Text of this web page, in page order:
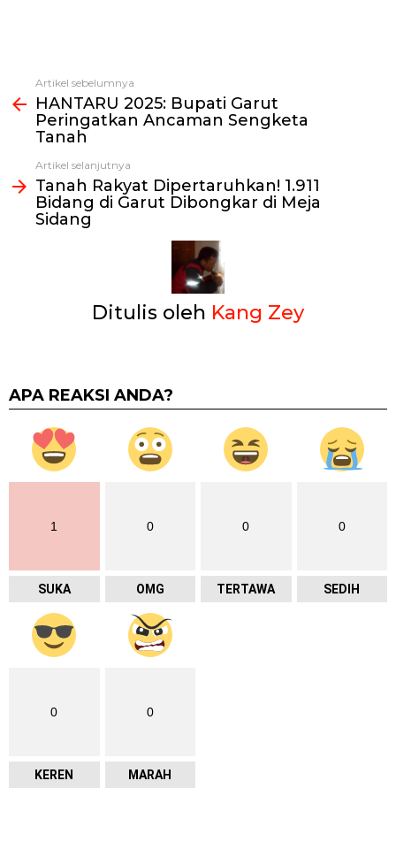
Lihat
selengkapnya
Artikel sebelumnya
HANTARU 2025: Bupati Garut
Peringatkan Ancaman Sengketa
Tanah
Artikel selanjutnya
Tanah Rakyat Dipertaruhkan! 1.911
Bidang di Garut Dibongkar di Meja
Sidang
Ditulis oleh Kang Zey
APA REAKSI ANDA?
1
SUKA
0
OMG
0
TERTAWA
0
SEDIH
0
KEREN
0
MARAH